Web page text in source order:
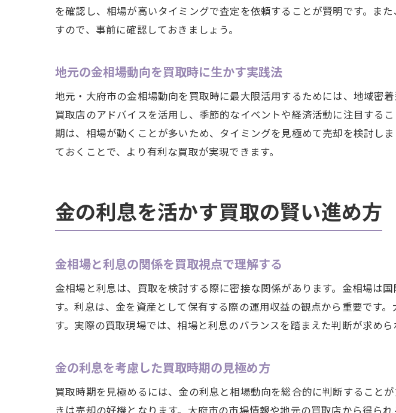
を確認し、相場が高いタイミングで査定を依頼することが賢明です。ま
すので、事前に確認しておきましょう。
地元の金相場動向を買取時に生かす実践法
地元・大府市の金相場動向を買取時に最大限活用するためには、地域密
買取店のアドバイスを活用し、季節的なイベントや経済活動に注目する
期は、相場が動くことが多いため、タイミングを見極めて売却を検討し
ておくことで、より有利な買取が実現できます。
金の利息を活かす買取の賢い進め方
金相場と利息の関係を買取視点で理解する
金相場と利息は、買取を検討する際に密接な関係があります。金相場は
す。利息は、金を資産として保有する際の運用収益の観点から重要です
す。実際の買取現場では、相場と利息のバランスを踏まえた判断が求め
金の利息を考慮した買取時期の見極め方
買取時期を見極めるには、金の利息と相場動向を総合的に判断すること
きは売却の好機となります。大府市の市場情報や地元の買取店から得ら